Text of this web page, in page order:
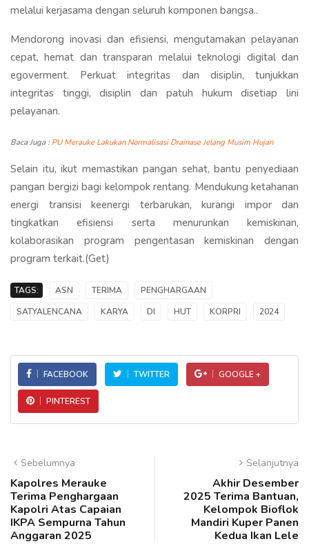
melalui kerjasama dengan seluruh komponen bangsa..
Mendorong inovasi dan efisiensi, mengutamakan pelayanan
cepat, hemat dan transparan melalui teknologi digital dan
egoverment. Perkuat integritas dan disiplin, tunjukkan
integritas tinggi, disiplin dan patuh hukum disetiap lini
pelayanan.
Baca Juga : PU Merauke Lakukan Normalisasi Drainase Jelang Musim Hujan
Selain itu, ikut memastikan pangan sehat, bantu penyediaan
pangan bergizi bagi kelompok rentang. Mendukung ketahanan
energi transisi keenergi terbarukan, kurangi impor dan
tingkatkan efisiensi serta menurunkan kemiskinan,
kolaborasikan program pengentasan kemiskinan dengan
program terkait.(Get)
TAGS: ASN TERIMA
PENGHARGAAN
SATYALENCANA
KARYA DI HUT KORPRI 2024
FACEBOOK TWITTER GOOGLE +
PINTEREST
Sebelumnya
Kapolres Merauke
Terima Penghargaan
Kapolri Atas Capaian
IKPA Sempurna Tahun
Anggaran 2025
Selanjutnya
Akhir Desember
2025 Terima Bantuan,
Kelompok Bioflok
Mandiri Kuper Panen
Kedua Ikan Lele